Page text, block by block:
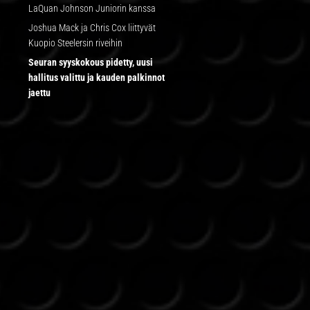
LaQuan Johnson Juniorin kanssa
Joshua Mack ja Chris Cox liittyvät
Kuopio Steelersin riveihin
Seuran syyskokous pidetty, uusi
hallitus valittu ja kauden palkinnot
jaettu